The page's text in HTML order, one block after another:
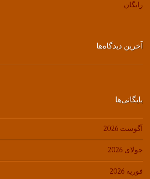
رایگان
آخرین دیدگاه‌ها
بایگانی‌ها
آگوست 2026
جولای 2026
فوریه 2026